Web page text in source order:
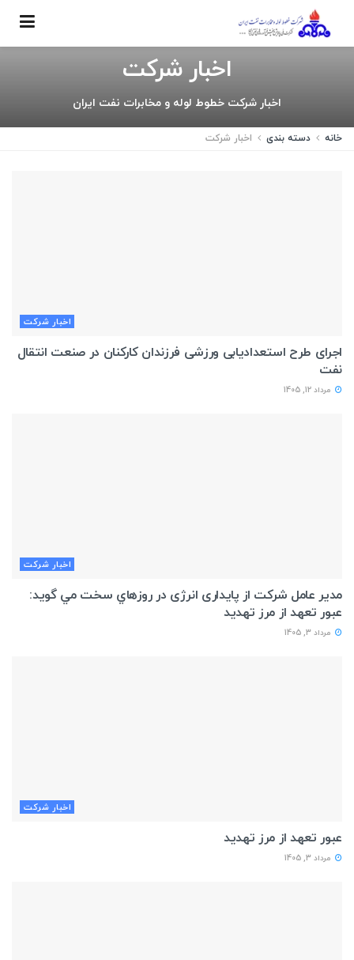
اخبار شركت
اخبار شركت خطوط لوله و مخابرات نفت ايران
خانه دسته بندی اخبار شركت
اخبار شركت
اجرای طرح استعدادیابی ورزشی فرزندان کارکنان در صنعت انتقال
نفت
مرداد 12, 1405
اخبار شركت
مدیر عامل شرکت از پایداری انرژی در روزهاي سخت مي گويد:
عبور تعهد از مرز تهدید
مرداد 3, 1405
اخبار شركت
عبور تعهد از مرز تهديد
مرداد 3, 1405